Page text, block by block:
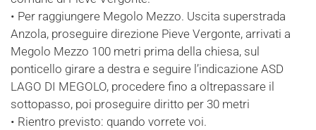
• Per raggiungere Megolo Mezzo. Uscita superstrada
Anzola, proseguire direzione Pieve Vergonte, arrivati a
Megolo Mezzo 100 metri prima della chiesa, sul
ponticello girare a destra e seguire l’indicazione ASD
LAGO DI MEGOLO, procedere fino a oltrepassare il
sottopasso, poi proseguire diritto per 30 metri
• Rientro previsto: quando vorrete voi.